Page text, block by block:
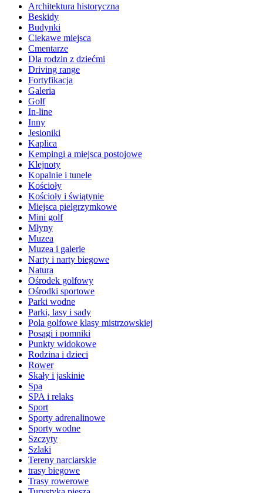
Architektura historyczna
Beskidy
Budynki
Ciekawe miejsca
Cmentarze
Dla rodzin z dziećmi
Driving range
Fortyfikacja
Galeria
Golf
In-line
Inny
Jesioniki
Kaplica
Kempingi a miejsca postojowe
Klejnoty
Kopalnie i tunele
Kościoły
Kościoły i świątynie
Miejsca pielgrzymkowe
Mini golf
Młyny
Muzea
Muzea i galerie
Narty i narty biegowe
Natura
Ośrodek golfowy
Ośrodki sportowe
Parki wodne
Parki, lasy i sady
Pola golfowe klasy mistrzowskiej
Posągi i pomniki
Punkty widokowe
Rodzina i dzieci
Rower
Skały i jaskinie
Spa
SPA i relaks
Sport
Sporty adrenalinowe
Sporty wodne
Szczyty
Szlaki
Tereny narciarskie
trasy biegowe
Trasy rowerowe